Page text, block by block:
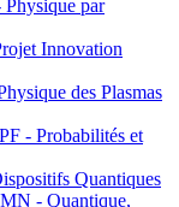
par
Innovation
des Plasmas
- Probabilités et
Quantiques
- Quantique,